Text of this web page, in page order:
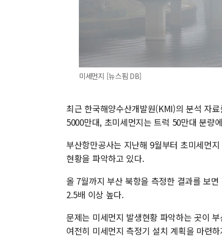
미세먼지 [뉴스핌 DB]
최근 한국해양수산개발원(KMI)의 분석 자
5000만대, 초미세먼지는 트럭 50만대 분량
부산항만공사는 지난해 9월부터 초미세먼
현황을 파악하고 있다.
올 7월까지 부산 북항을 측정한 결과를 보
2.5배 이상 높다.
문제는 미세먼지 발생현황 파악하는 곳이
여전히 미세먼지 측정기 설치 계획을 마련